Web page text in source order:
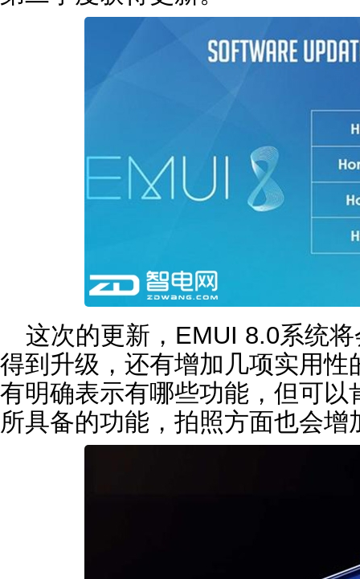
这次的更新，EMUI 8.0系统
得到升级，还有增加几项实用
有明确表示有哪些功能，但可
所具备的功能，拍照方面也会